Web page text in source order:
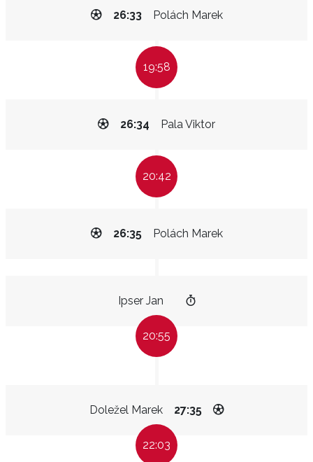
Polách Marek
26:33
19:58
Pala Viktor
26:34
20:42
Polách Marek
26:35
Ipser Jan
20:55
Doležel Marek 27:35
22:03